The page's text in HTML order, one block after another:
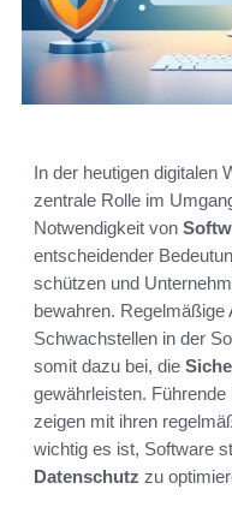
In der heutigen digitalen
zentrale Rolle im
Notwendigkeit von
entscheidender
schützen und
bewahren. Regelmäßige
Schwachstellen in der
somit dazu bei, die
gewährleisten.
zeigen mit ihren
wichtig es ist, Software
Datenschutz zu